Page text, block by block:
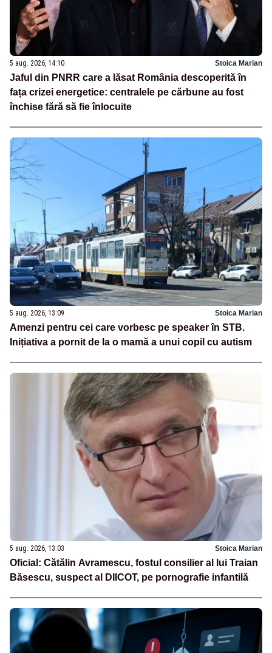
5 aug. 2026, 14:10 Stoica Marian
Jaful din PNRR care a lăsat România descoperită în
fața crizei energetice: centralele pe cărbune au fost
închise fără să fie înlocuite
5 aug. 2026, 13:09 Stoica Marian
Amenzi pentru cei care vorbesc pe speaker în STB.
Inițiativa a pornit de la o mamă a unui copil cu autism
5 aug. 2026, 13:03 Stoica Marian
Oficial: Cătălin Avramescu, fostul consilier al lui Traian
Băsescu, suspect al DIICOT, pe pornografie infantilă